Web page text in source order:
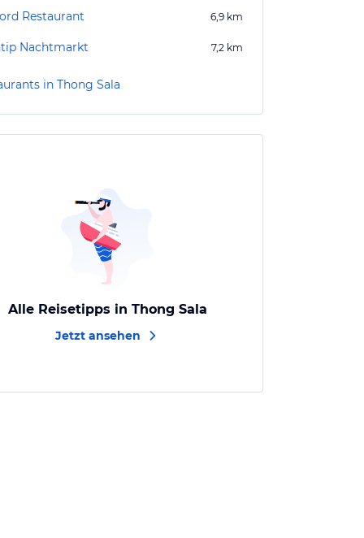
Restaurant 6,9 km
Nachtmarkt 7,2 km
in Thong Sala
Alle Reisetipps in Thong Sala
Jetzt ansehen